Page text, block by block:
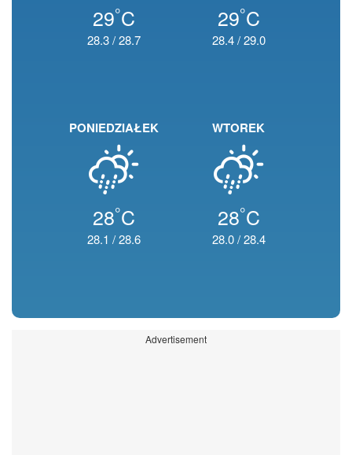
29°C
28.3/28.7
29°C
28.4/29.0
PONIEDZIAŁEK
28°C
28.1 /28.6
WTOREK
28°C
28.0/28.4
Advertisement